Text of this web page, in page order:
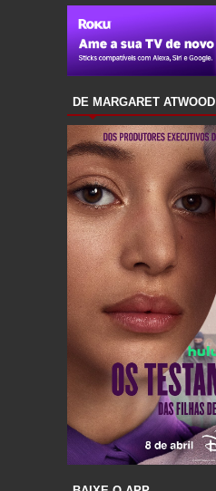
DE MARGARET ATWOOD